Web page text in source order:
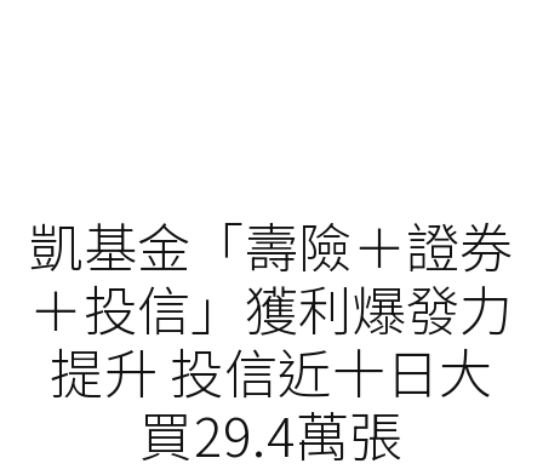
凱基金「壽險＋證券
＋投信」獲利爆發力
提升 投信近十日大
買29.4萬張